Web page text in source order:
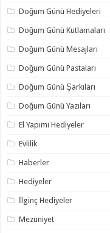
Doğum Günü Hediyeleri
Doğum Günü Kutlamaları
Doğum Günü Mesajları
Doğum Günü Pastaları
Doğum Günü Şarkıları
Doğum Günü Yazıları
El Yapımı Hediyeler
Evlilik
Haberler
Hediyeler
İlginç Hediyeler
Mezuniyet